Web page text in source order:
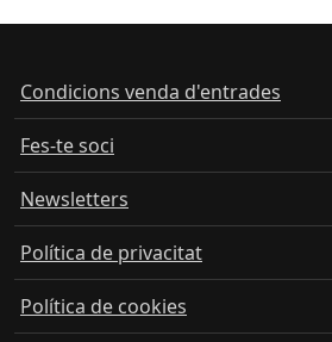
Condicions venda d'entrades
Fes-te soci
Newsletters
Política de privacitat
Política de cookies